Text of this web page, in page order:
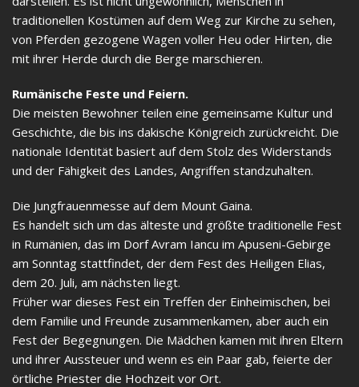
traditionellen Kostümen auf dem Weg zur Kirche zu sehen,
von Pferden gezogene Wagen voller Heu oder Hirten, die
mit ihrer Herde durch die Berge marschieren.
Rumänische Feste und Feiern.
Die meisten Bewohner teilen eine gemeinsame Kultur und
Geschichte, die bis ins dakische Königreich zurückreicht. Die
nationale Identität basiert auf dem Stolz des Widerstands
und der Fähigkeit des Landes, Angriffen standzuhalten.
Die Jungfrauenmesse auf dem Mount Gaina.
Es handelt sich um das älteste und größte traditionelle Fest
in Rumänien, das im Dorf Avram Iancu im Apuseni-Gebirge
am Sonntag stattfindet, der dem Fest des Heiligen Elias,
dem 20. Juli, am nächsten liegt.
Früher war dieses Fest ein Treffen der Einheimischen, bei
dem Familie und Freunde zusammenkamen, aber auch ein
Fest der Begegnungen. Die Mädchen kamen mit ihren Eltern
und ihrer Aussteuer und wenn es ein Paar gab, feierte der
örtliche Priester die Hochzeit vor Ort.